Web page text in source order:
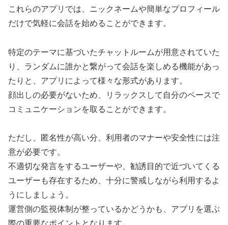
これらのアプリでは、ニックネームや簡単なプロフィール
だけで気軽に会話を始めることができます。
特定のテーマに基づいたチャットルームが用意されていた
り、ランダムに誰かと繋がって会話を楽しめる機能があっ
たりと、アプリによって様々な形式があります。
顔出しの必要がないため、リラックスして自分のペースで
コミュニケーションを取ることができます。
ただし、匿名性が高い分、利用者のマナーや安全性には注
意が必要です。
不適切な発言をするユーザーや、勧誘目的で近づいてくる
ユーザーも存在するため、十分に警戒しながら利用するよ
うにしましょう。
運営側の監視体制が整っているかどうかも、アプリを選ぶ